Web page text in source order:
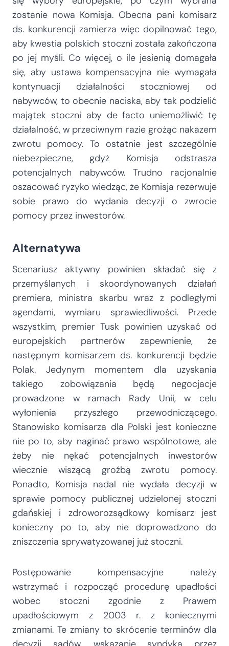
zostanie nowa Komisja. Obecna pani komisarz
ds. konkurencji zamierza więc dopilnować tego,
aby kwestia polskich stoczni została zakończona
po jej myśli. Co więcej, o ile jesienią domagała
się, aby ustawa kompensacyjna nie wymagała
kontynuacji działalności stoczniowej od
nabywców, to obecnie naciska, aby tak podzielić
majątek stoczni aby de facto uniemożliwić tę
działalność, w przeciwnym razie grożąc nakazem
zwrotu pomocy. To ostatnie jest szczególnie
niebezpieczne, gdyż Komisja odstrasza
potencjalnych nabywców. Trudno racjonalnie
oszacować ryzyko wiedząc, że Komisja rezerwuje
sobie prawo do wydania decyzji o zwrocie
pomocy przez inwestorów.
Alternatywa
Scenariusz aktywny powinien składać się z
przemyślanych i skoordynowanych działań
premiera, ministra skarbu wraz z podległymi
agendami, wymiaru sprawiedliwości. Przede
wszystkim, premier Tusk powinien uzyskać od
europejskich partnerów zapewnienie, że
następnym komisarzem ds. konkurencji będzie
Polak. Jedynym momentem dla uzyskania
takiego zobowiązania będą negocjacje
prowadzone w ramach Rady Unii, w celu
wyłonienia przyszłego przewodniczącego.
Stanowisko komisarza dla Polski jest konieczne
nie po to, aby naginać prawo wspólnotowe, ale
żeby nie nękać potencjalnych inwestorów
wiecznie wiszącą groźbą zwrotu pomocy.
Ponadto, Komisja nadal nie wydała decyzji w
sprawie pomocy publicznej udzielonej stoczni
gdańskiej i zdroworozsądkowy komisarz jest
konieczny po to, aby nie doprowadzono do
zniszczenia sprywatyzowanej już stoczni.
Postępowanie kompensacyjne należy
wstrzymać i rozpocząć procedurę upadłości
wobec stoczni zgodnie z Prawem
upadłościowym z 2003 r. z koniecznymi
zmianami. Te zmiany to skrócenie terminów dla